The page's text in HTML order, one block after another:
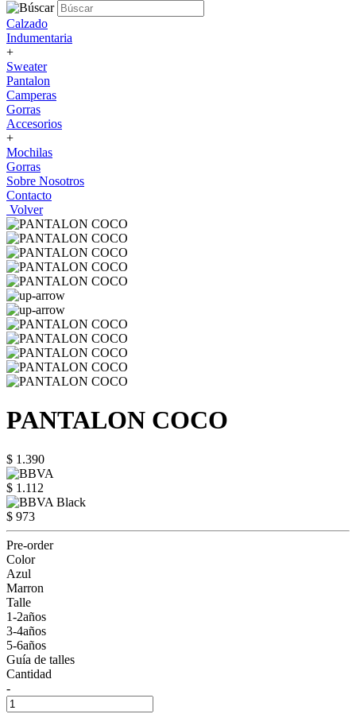
Calzado
Indumentaria
+
Sweater
Pantalon
Camperas
Gorras
Accesorios
+
Mochilas
Gorras
Sobre Nosotros
Contacto
Volver
PANTALON COCO
$ 1.390
$ 1.112
$ 973
Pre-order
Color
Azul
Marron
Talle
1-2años
3-4años
5-6años
Guía de talles
Cantidad
-